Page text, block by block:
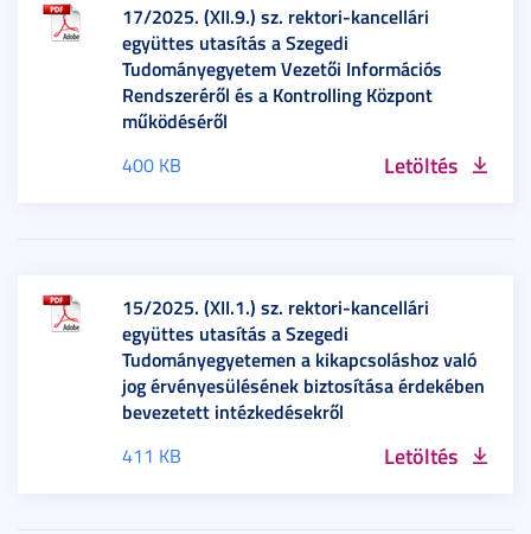
17/2025. (XII.9.) sz. rektori-kancellári
együttes utasítás a Szegedi
Tudományegyetem Vezetői Információs
Rendszeréről és a Kontrolling Központ
működéséről
400 KB Letöltés
15/2025. (XII.1.) sz. rektori-kancellári
együttes utasítás a Szegedi
Tudományegyetemen a kikapcsoláshoz való
jog érvényesülésének biztosítása érdekében
bevezetett intézkedésekről
411 KB Letöltés